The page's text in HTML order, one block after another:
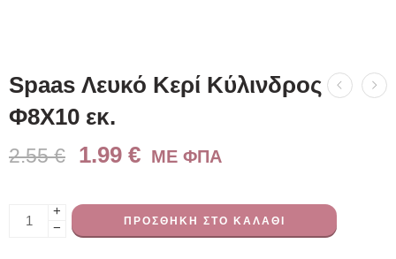
Spaas Λευκό Κερί Κύλινδρος
Φ8X10 εκ.
2.55€ 1.99 € ME ΦΠΑ
+
−
ΠΡΟΣΘΉΚΗ ΣΤΟ ΚΑΛΆΘΙ